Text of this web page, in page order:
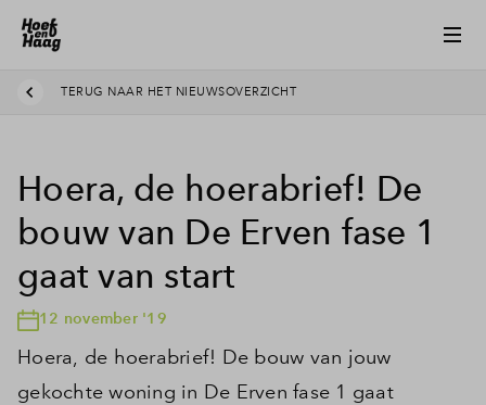
TERUG NAAR HET NIEUWSOVERZICHT
Hoera, de hoerabrief! De
bouw van De Erven fase 1
gaat van start
12 november '19
Hoera, de hoerabrief! De bouw van jouw
gekochte woning in De Erven fase 1 gaat